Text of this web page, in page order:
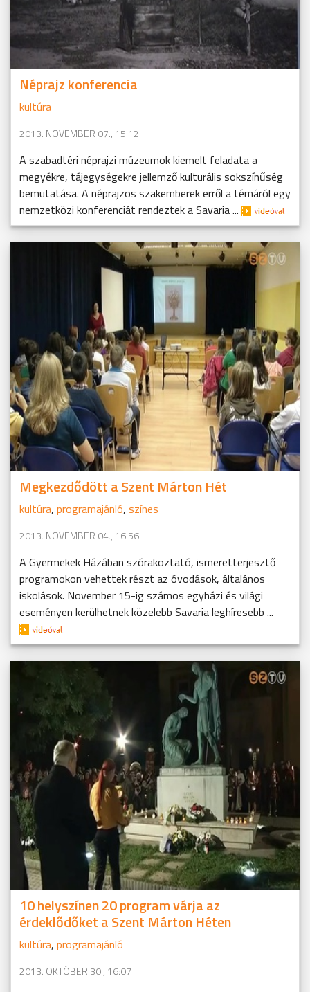
Néprajz konferencia
kultúra
2013. NOVEMBER 07., 15:12
A szabadtéri néprajzi múzeumok kiemelt feladata a
megyékre, tájegységekre jellemző kulturális sokszínűség
bemutatása. A néprajzos szakemberek erről a témáról egy
nemzetközi konferenciát rendeztek a Savaria ...
Megkezdődött a Szent Márton Hét
kultúra, programajánló, színes
2013. NOVEMBER 04., 16:56
A Gyermekek Házában szórakoztató, ismeretterjesztő
programokon vehettek részt az óvodások, általános
iskolások. November 15-ig számos egyházi és világi
eseményen kerülhetnek közelebb Savaria leghíresebb ...
10 helyszínen 20 program várja az
érdeklődőket a Szent Márton Héten
kultúra, programajánló
2013. OKTÓBER 30., 16:07